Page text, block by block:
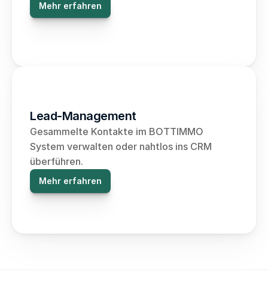
Mehr erfahren
Lead-Management
Gesammelte Kontakte im BOTTIMMO
System verwalten oder nahtlos ins CRM
überführen.
Mehr erfahren